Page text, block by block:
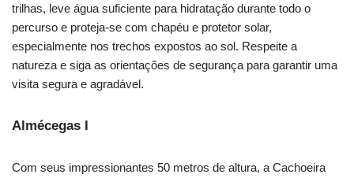
trilhas, leve água suficiente para hidratação durante todo o
percurso e proteja-se com chapéu e protetor solar,
especialmente nos trechos expostos ao sol. Respeite a
natureza e siga as orientações de segurança para garantir uma
visita segura e agradável.
Almécegas I
Com seus impressionantes 50 metros de altura, a Cachoeira